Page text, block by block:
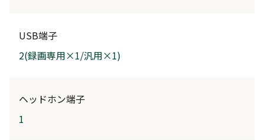
USB端子
2(録画専用×1/汎用×1)
ヘッドホン端子
1